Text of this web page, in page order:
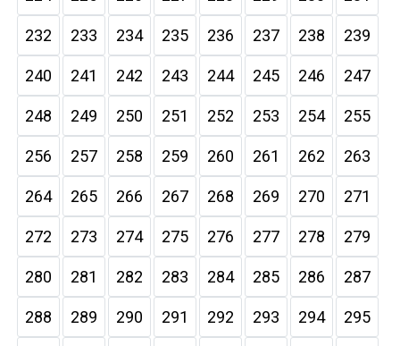
232 233 234 235 236 237 238 239
240 241 242 243 244 245 246 247
248 249 250 251 252 253 254 255
256 257 258 259 260 261 262 263
264 265 266 267 268 269 270 271
272 273 274 275 276 277 278 279
280 281 282 283 284 285 286 287
288 289 290 291 292 293 294 295